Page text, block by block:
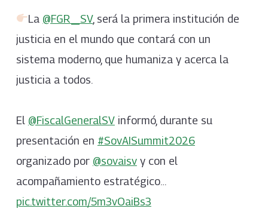
La @FGR_SV, será la primera institución de
justicia en el mundo que contará con un
sistema moderno, que humaniza y acerca la
justicia a todos.
El @FiscalGeneralSVinformó, durante su
presentación en #SovAISummit2026
organizado por @sovaisvy con el
acompañamiento estratégico…
pic.twitter.com/5m3vOaiBs3